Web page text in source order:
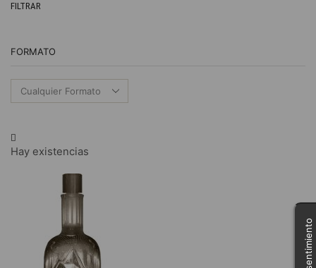
FILTRAR
FORMATO
Hay existencias